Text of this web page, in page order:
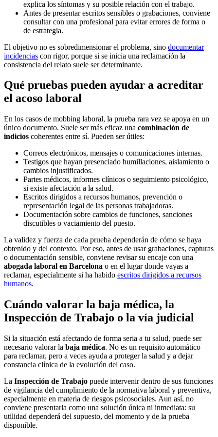
explica los síntomas y su posible relación con el trabajo.
Antes de presentar escritos sensibles o grabaciones, conviene
consultar con una profesional para evitar errores de forma o
de estrategia.
El objetivo no es sobredimensionar el problema, sino documentar
incidencias con rigor, porque si se inicia una reclamación la
consistencia del relato suele ser determinante.
Qué pruebas pueden ayudar a acreditar
el acoso laboral
En los casos de mobbing laboral, la prueba rara vez se apoya en un
único documento. Suele ser más eficaz una combinación de
indicios coherentes entre sí. Pueden ser útiles:
Correos electrónicos, mensajes o comunicaciones internas.
Testigos que hayan presenciado humillaciones, aislamiento o
cambios injustificados.
Partes médicos, informes clínicos o seguimiento psicológico,
si existe afectación a la salud.
Escritos dirigidos a recursos humanos, prevención o
representación legal de las personas trabajadoras.
Documentación sobre cambios de funciones, sanciones
discutibles o vaciamiento del puesto.
La validez y fuerza de cada prueba dependerán de cómo se haya
obtenido y del contexto. Por eso, antes de usar grabaciones, capturas
o documentación sensible, conviene revisar su encaje con una
abogada laboral en Barcelona o en el lugar donde vayas a
reclamar, especialmente si ha habido escritos dirigidos a recursos
humanos.
Cuándo valorar la baja médica, la
Inspección de Trabajo o la vía judicial
Si la situación está afectando de forma seria a tu salud, puede ser
necesario valorar la baja médica. No es un requisito automático
para reclamar, pero a veces ayuda a proteger la salud y a dejar
constancia clínica de la evolución del caso.
La Inspección de Trabajo puede intervenir dentro de sus funciones
de vigilancia del cumplimiento de la normativa laboral y preventiva,
especialmente en materia de riesgos psicosociales. Aun así, no
conviene presentarla como una solución única ni inmediata: su
utilidad dependerá del supuesto, del momento y de la prueba
disponible.